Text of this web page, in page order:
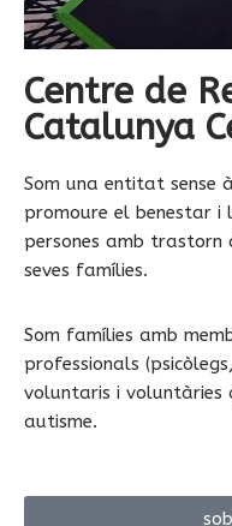
Centre de
Catalunya
Som una entitat sense
promoure el benestar
persones amb trastorn
seves famílies.
Som famílies amb
professionals
voluntaris i voluntàries
autisme.